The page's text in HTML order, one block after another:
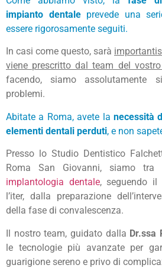
impianto dentaleprevede una
essere rigorosamente seguiti.
In casi come questo, sarà
viene prescritto dal team del
facendo, siamo assolutamente
problemi.
Abitate a Roma, avete la necessità
elementi dentali perduti, e non
Presso lo Studio Dentistico
Roma San Giovanni, siamo
implantologia dentale, seguendo il
l’iter, dalla preparazione
della fase di convalescenza.
Il nostro team, guidato dalla Dr.ssa
le tecnologie più avanzate per
guarigione sereno e privo di